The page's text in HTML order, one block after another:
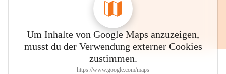
Um Inhalte von Google Maps anzuzeigen,
musst du der Verwendung externer Cookies
zustimmen.
https://www.google.com/maps